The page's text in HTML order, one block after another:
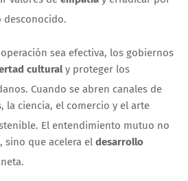
desconocido.
sea efectiva, los gobiernos
culturaly proteger los
Cuando se abren canales de
la ciencia, el comercio y el arte
El entendimiento mutuo no
sino que acelera el desarrollo